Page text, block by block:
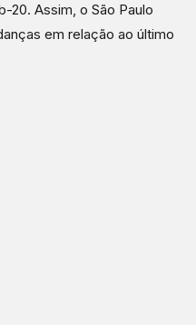
20. Assim, o São Paulo
em relação ao último